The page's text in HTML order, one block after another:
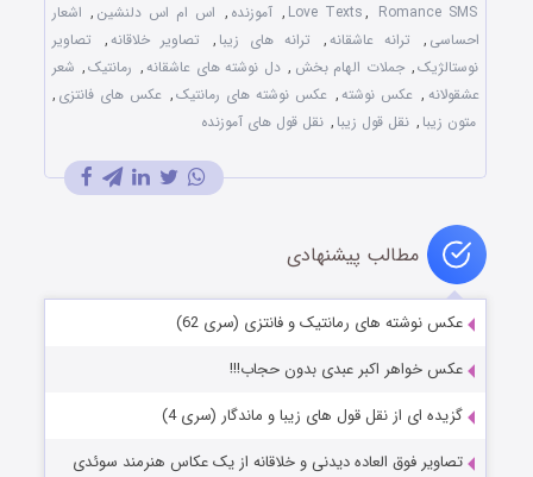
Love Texts, Romance SMS
, آموزنده , اس ام اس دلنشین , اشعار
احساسی , ترانه عاشقانه, ترانه های زیبا , تصاویر خلاقانه,
تصاویر
نوستالژیک, جملات الهام بخش , دل نوشته های عاشقانه, رمانتیک, شعر
عشقولانه , عکس نوشته, عکس نوشته های رمانتیک, عکس های فانتزی ,
متون زیبا , نقل قول زیبا , نقل قول های آموزنده
مطالب پیشنهادی
عکس نوشته های رمانتیک و فانتزی (سری 62)
عکس خواهر اکبر عبدی بدون حجاب!!!
گزیده ای از نقل قول های زیبا و ماندگار (سری 4)
تصاویر فوق العاده دیدنی و خلاقانه از یک عکاس هنرمند سوئدی